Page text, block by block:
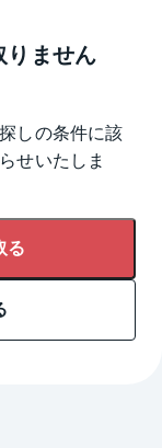
りません
しの条件に該
せいたしま
る